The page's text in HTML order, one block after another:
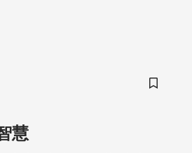
技術建置智慧校園(Smart
儲存書籤
慧